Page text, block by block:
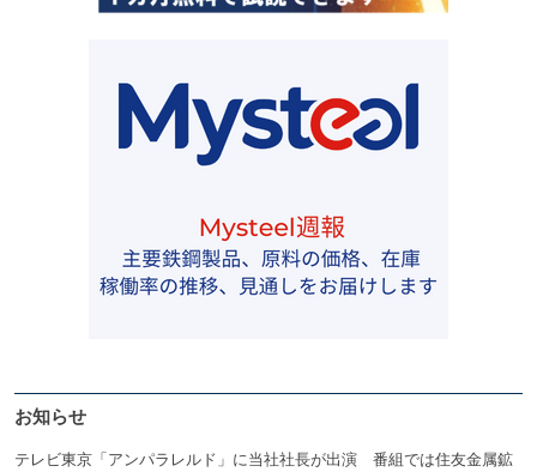
お知らせ
テレビ東京「アンパラレルド」に当社社長が出演 番組では住友金属鉱